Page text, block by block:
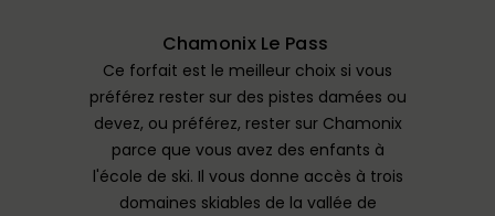
Chamonix Le Pass
Ce forfait est le meilleur choix si vous
préférez rester sur des pistes damées ou
devez, ou préférez, rester sur Chamonix
parce que vous avez des enfants à
l'école de ski. Il vous donne accès à trois
domaines skiables de la vallée de